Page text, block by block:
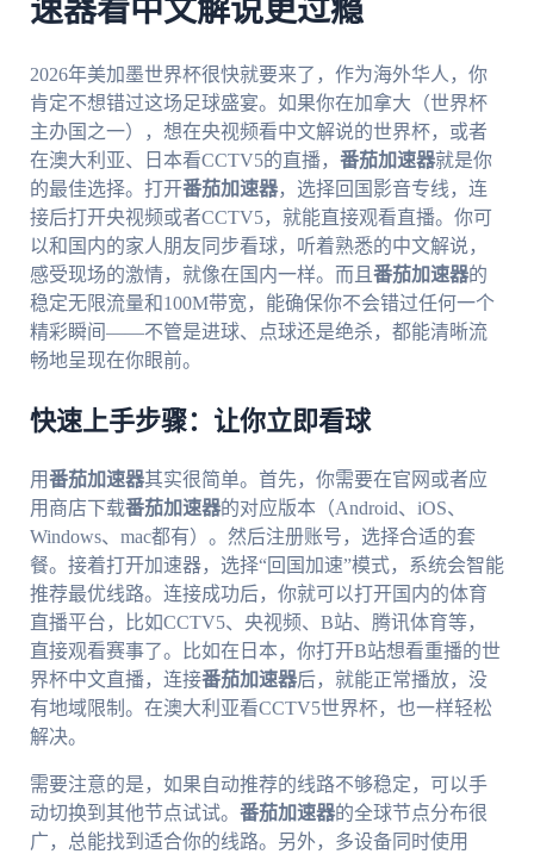
速器看中文解说更过瘾
2026年美加墨世界杯很快就要来了，作为海外华人，你
肯定不想错过这场足球盛宴。如果你在加拿大（世界杯
主办国之一），想在央视频看中文解说的世界杯，或者
在澳大利亚、日本看CCTV5的直播， 番茄加速器就是你
的最佳选择。打开番茄加速器，选择回国影音专线，连
接后打开央视频或者CCTV5，就能直接观看直播。你可
以和国内的家人朋友同步看球，听着熟悉的中文解说，
感受现场的激情，就像在国内一样。而且 番茄加速器的
稳定无限流量和100M带宽，能确保你不会错过任何一个
精彩瞬间——不管是进球、点球还是绝杀，都能清晰流
畅地呈现在你眼前。
快速上手步骤：让你立即看球
用番茄加速器其实很简单。首先，你需要在官网或者应
用商店下载番茄加速器的对应版本（Android、iOS、
Windows、mac都有）。然后注册账号，选择合适的套
餐。接着打开加速器，选择“回国加速”模式，系统会智能
推荐最优线路。连接成功后，你就可以打开国内的体育
直播平台，比如CCTV5、央视频、B站、腾讯体育等，
直接观看赛事了。比如在日本，你打开B站想看重播的世
界杯中文直播，连接番茄加速器后，就能正常播放，没
有地域限制。在澳大利亚看CCTV5世界杯，也一样轻松
解决。
需要注意的是，如果自动推荐的线路不够稳定，可以手
动切换到其他节点试试。 番茄加速器的全球节点分布很
广，总能找到适合你的线路。另外，多设备同时使用